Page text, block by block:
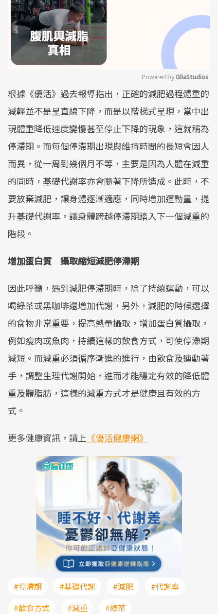
Mute
Powered by GliaStudios
根據《優活》過去報導指出，正確的減肥過程體重的
減輕並不是呈直線下降，而是以階梯式呈現，當中出
現體重降低速度變慢甚至停止下降的現象，這就稱為
停滯期。而每個停滯期出現與維持時間的長短會因人
而異，從一周到幾個月不等，主要是因為人體在減重
的同時，基礎代謝率亦會隨著下降所造成。此時，不
要放棄減肥，讓身體逐漸適應，同時增加運動量，提
升基礎代謝率，讓身體跨越停滯期踏入下一個減重的
階段。
增加蛋白質 攝取縮短減肥停滯期
因此呼籲，遇到減肥停滯期時，除了持續運動，可以
喝綠茶或黑咖啡還增加代謝，另外，減肥的時候選擇
的食物非常重要，提高熱量攝取，增加蛋白質攝取，
例如瘦肉或魚肉，持續這樣的飲食方式，可使停滯期
減短。而減重必須循序漸進的進行，由飲食及運動著
手，調整生理代謝開始，進而才能穩定有效的降低體
重及體脂肪，這樣的減重方式才是健康且有效的方
式。
更多健康資訊，請上 《優活健康網》
#停滯期 #基礎代謝 #減肥
#代謝率
#飲食方式
#減重 #綠茶